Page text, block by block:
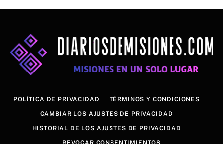
POLÍTICA DE PRIVACIDAD TÉRMINOS Y CONDICIONES
CAMBIAR LOS AJUSTES DE PRIVACIDAD
HISTORIAL DE LOS AJUSTES DE PRIVACIDAD
REVOCAR CONSENTIMIENTOS